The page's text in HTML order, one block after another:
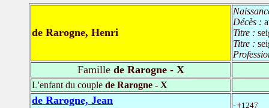
de Rarogne, Henri
Décès :
Titre :
Titre :
Famillede Rarogne - X
L'enfant du couple de Rarogne - X
de Rarogne, Jean - †1247